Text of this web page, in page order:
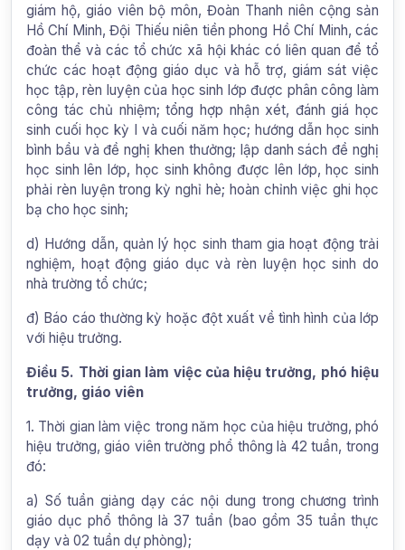
giám hộ, giáo viên bộ môn, Đoàn Thanh niên cộng sản
Hồ Chí Minh, Đội Thiếu niên tiền phong Hồ Chí Minh, các
đoàn thể và các tổ chức xã hội khác có liên quan để tổ
chức các hoạt động giáo dục và hỗ trợ, giám sát việc
học tập, rèn luyện của học sinh lớp được phân công làm
công tác chủ nhiệm; tổng hợp nhận xét, đánh giá học
sinh cuối học kỳ I và cuối năm học; hướng dẫn học sinh
bình bầu và đề nghị khen thưởng; lập danh sách đề nghị
học sinh lên lớp, học sinh không được lên lớp, học sinh
phải rèn luyện trong kỳ nghỉ hè; hoàn chỉnh việc ghi học
bạ cho học sinh;
d) Hướng dẫn, quản lý học sinh tham gia hoạt động trải
nghiệm, hoạt động giáo dục và rèn luyện học sinh do
nhà trường tổ chức;
đ) Báo cáo thường kỳ hoặc đột xuất về tình hình của lớp
với hiệu trưởng.
Điều 5. Thời gian làm việc của hiệu trưởng, phó hiệu
trưởng, giáo viên
1. Thời gian làm việc trong năm học của hiệu trưởng, phó
hiệu trưởng, giáo viên trường phổ thông là 42 tuần, trong
đó:
a) Số tuần giảng dạy các nội dung trong chương trình
giáo dục phổ thông là 37 tuần (bao gồm 35 tuần thực
dạy và 02 tuần dự phòng);